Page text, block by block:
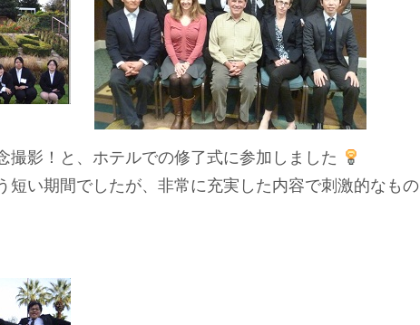
撮影！と、ホテルでの修了式に参加しました
短い期間でしたが、非常に充実した内容で刺激的なもの